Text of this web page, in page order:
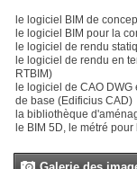
le logiciel BIM de
le logiciel BIM pour la
le logiciel de rendu
le logiciel de rendu en
RTBIM)
le logiciel de CAO
de base (Edificius CAD)
la bibliothèque
le BIM 5D, le métré